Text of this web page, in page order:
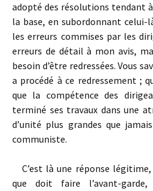
adopté des résolutions tendant
la base, en subordonnant celui-
les erreurs commises par les
erreurs de détail à mon avis,
besoin d’être redressées. Vous
a procédé à ce redressement ;
que la compétence des
terminé ses travaux dans une
d’unité plus grandes que
communiste.
C’est là une réponse
que doit faire l’avant-